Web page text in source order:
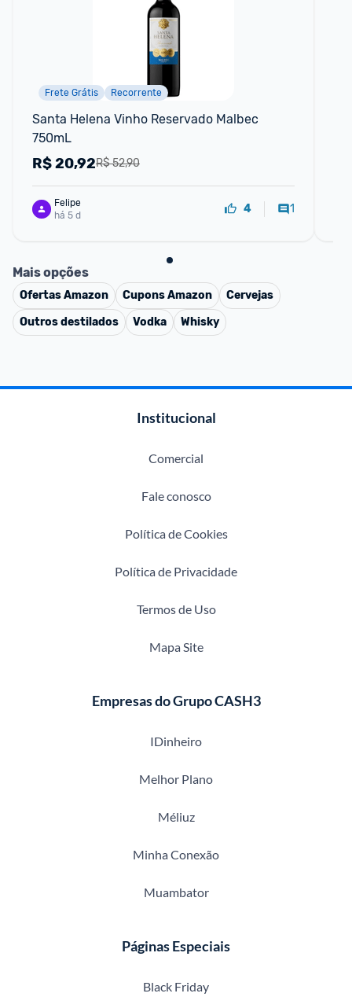
Frete Grátis Recorrente
Santa Helena Vinho Reservado Malbec
750mL
R$ 52,90
R$20,92
Felipe
há 5 d
4 1
Mais opções
OfertasAmazon CuponsAmazon
Cervejas
Outros destilados
Vodka Whisky
Institucional
Comercial
Fale conosco
Política de Cookies
Política de Privacidade
Termos de Uso
Mapa Site
Empresas do Grupo CASH3
IDinheiro
Melhor Plano
Méliuz
Minha Conexão
Muambator
Páginas Especiais
Black Friday